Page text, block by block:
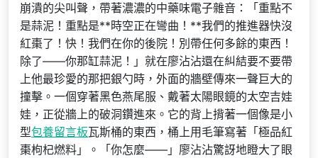
崩潰的尖叫聲，帶著濃濃的中藥味電子雜音：「重點不
是蒜泥！重點是**時空正在彎曲！**我們的推進器快沒
紅棗了！快！我們在你的後院！別帶任何多餘的東西！
除了——你那缸蒜泥！」就在廖沾沾還在糾結要不要帶
上他最珍愛的那把銀勺時，外面的牆壁傳來一聲巨大的
撞擊。一個穿著黑色燕尾服、戴著太陽眼鏡的太空吉娃
娃，正從牆上的破洞鑽進來。它的背上揹著一個像是小
型包養留言板瓦斯桶的東西，桶上用毛筆寫著「極品紅
棗枸杞燃料」。「你怎麼——」廖沾沾驚訝地瞪大了眼